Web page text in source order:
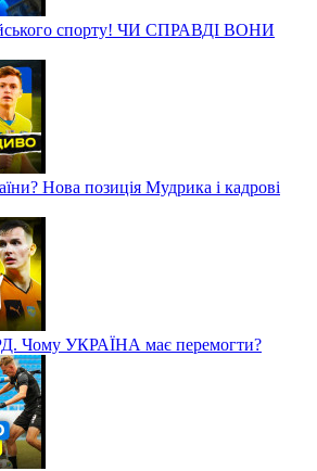
спорту! ЧИ СПРАВДІ ВОНИ
Нова позиція Мудрика і кадрові
УКРАЇНА має перемогти?